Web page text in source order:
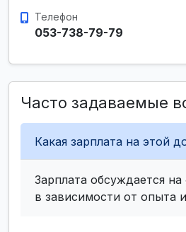
Телефон
053-738-79-79
Часто задаваемые
Какая зарплата на этой
Зарплата обсуждается
в зависимости от опыта